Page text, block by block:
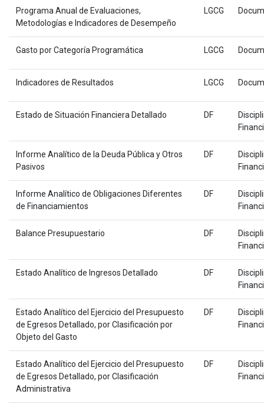
Programa Anual de Evaluaciones,
Metodologías e Indicadores de Desempeño
LGCG
Gasto por Categoría Programática LGCG
Indicadores de Resultados LGCG
Estado de Situación Financiera Detallado DF
Informe Analítico de la Deuda Pública y Otros
Pasivos
DF
Informe Analítico de Obligaciones Diferentes
de Financiamientos
DF
Balance Presupuestario DF
Estado Analítico de Ingresos Detallado DF
Estado Analítico del Ejercicio del Presupuesto
de Egresos Detallado, por Clasificación por
Objeto del Gasto
DF
Estado Analítico del Ejercicio del Presupuesto
de Egresos Detallado, por Clasificación
Administrativa
DF